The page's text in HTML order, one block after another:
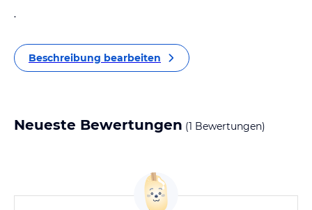
.
Beschreibung bearbeiten
Neueste Bewertungen (1 Bewertungen)